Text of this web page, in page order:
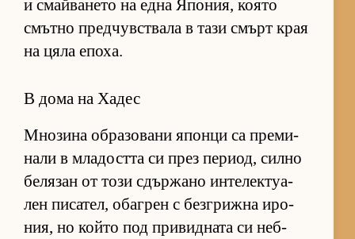
и смай­ва­нето на една Япо­ния, ко­ято
смътно пред­чув­с­т­вала в тази смърт края
на цяла епо­ха.
В дома на Хадес
Мно­зина об­ра­зо­вани японци са пре­ми­
нали в мла­достта си през пе­ри­од, силно
бе­ля­зан от този сдър­жано ин­те­лек­ту­а­
лен пи­са­тел, обаг­рен с без­г­рижна иро­
ния, но който под при­вид­ната си неб­